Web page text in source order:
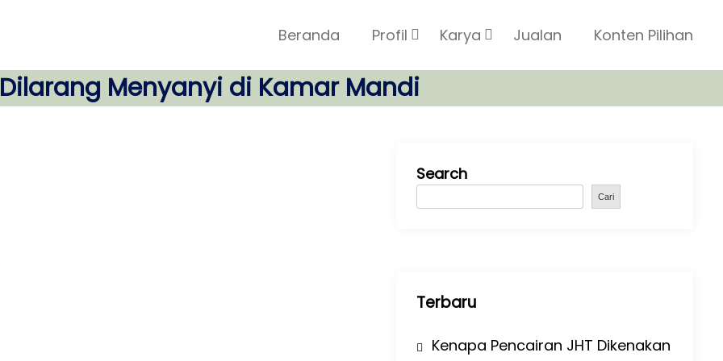
Beranda Profil Karya Jualan Konten Pilihan
Dilarang Menyanyi di Kamar Mandi
Search
Cari
Terbaru
Kenapa Pencairan JHT Dikenakan